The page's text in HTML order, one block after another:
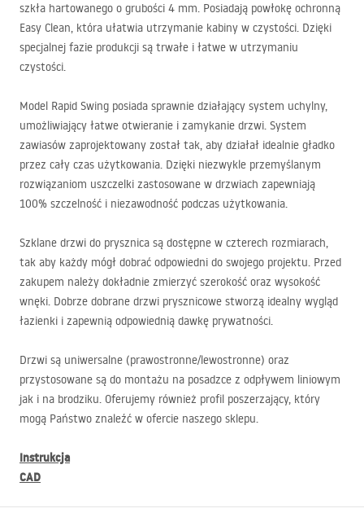
szkła hartowanego o grubości 4 mm. Posiadają powłokę ochronną
Easy Clean, która ułatwia utrzymanie kabiny w czystości. Dzięki
specjalnej fazie produkcji są trwałe i łatwe w utrzymaniu
czystości.
Model Rapid Swing posiada sprawnie działający system uchylny,
umożliwiający łatwe otwieranie i zamykanie drzwi. System
zawiasów zaprojektowany został tak, aby działał idealnie gładko
przez cały czas użytkowania. Dzięki niezwykle przemyślanym
rozwiązaniom uszczelki zastosowane w drzwiach zapewniają
100% szczelność i niezawodność podczas użytkowania.
Szklane drzwi do prysznica są dostępne w czterech rozmiarach,
tak aby każdy mógł dobrać odpowiedni do swojego projektu. Przed
zakupem należy dokładnie zmierzyć szerokość oraz wysokość
wnęki. Dobrze dobrane drzwi prysznicowe stworzą idealny wygląd
łazienki i zapewnią odpowiednią dawkę prywatności.
Drzwi są uniwersalne (prawostronne/lewostronne) oraz
przystosowane są do montażu na posadzce z odpływem liniowym
jak i na brodziku. Oferujemy również profil poszerzający, który
mogą Państwo znaleźć w ofercie naszego sklepu.
Instrukcja
CAD